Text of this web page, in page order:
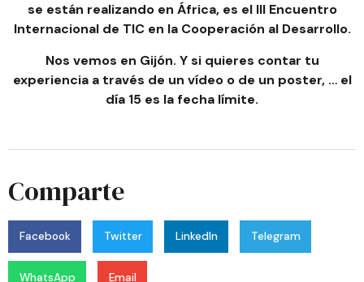
se están realizando en África, es el III Encuentro
Internacional de TIC en la Cooperación al Desarrollo.
Nos vemos en Gijón. Y si quieres contar tu
experiencia a través de un vídeo o de un poster, … el
día 15 es la fecha límite.
Comparte
Facebook Twitter LinkedIn Telegram
WhatsApp Email